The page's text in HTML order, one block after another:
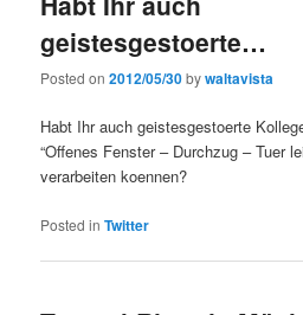
geistesgestoerte…
Posted on2012/05/30bywaltavista
Habt Ihr auch geistesgestoerte
“Offenes Fenster – Durchzug – Tuer
verarbeiten koennen?
Posted in Twitter